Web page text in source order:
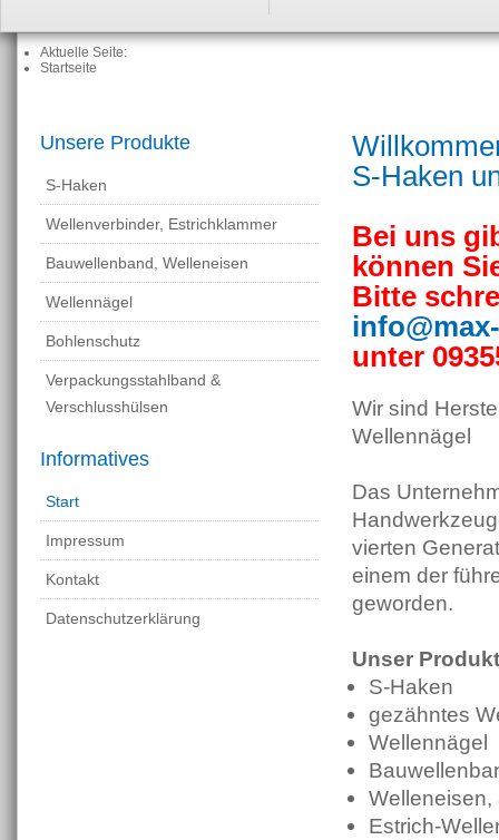
Aktuelle Seite:
Startseite
Unsere Produkte
S-Haken
Wellenverbinder, Estrichklammer
Bauwellenband, Welleneisen
Wellennägel
Bohlenschutz
Verpackungsstahlband &
Verschlusshülsen
Informatives
Start
Impressum
Kontakt
Datenschutzerklärung
S-Haken
Bei uns
können
Bitte
unter
Wir sind
Wellennägel
Das
vierten
einem der
geworden.
Unser
S-Haken
gezähntes
Wellennägel
Estrich-